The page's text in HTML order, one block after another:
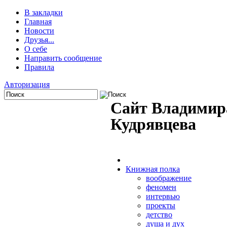
В закладки
Главная
Новости
Друзья...
О себе
Направить сообщение
Правила
Авторизация
Сайт
Кудрявцева
Книжная полка
воображение
феномен
интервью
проекты
детство
душа и дух